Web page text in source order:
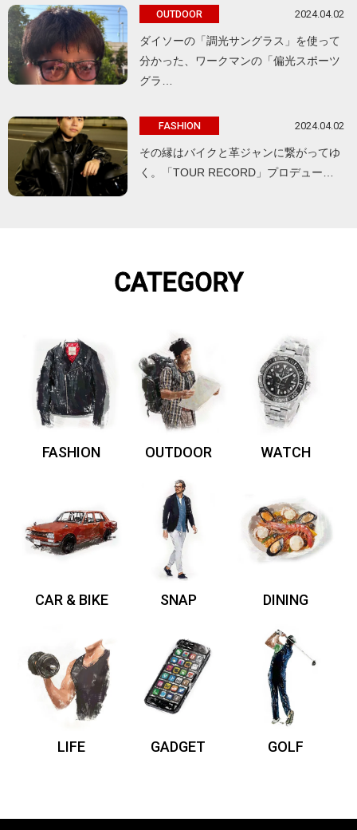
OUTDOOR 2024.04.02
ダイソーの「調光サングラス」を使って
分かった、ワークマンの「偏光スポーツ
グラ…
FASHION 2024.04.02
その縁はバイクと革ジャンに繋がってゆ
く。「TOUR RECORD」プロデュー…
CATEGORY
FASHION OUTDOOR WATCH
CAR & BIKE SNAP DINING
LIFE GADGET GOLF